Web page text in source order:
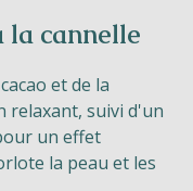
la cannelle
et de la
relaxant, suivi d'un
un effet
la peau et les